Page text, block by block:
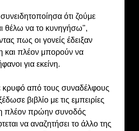
ότι ζούμε
θέλω να το κυνηγήσω",
πως οι γονείς έδειξαν
και πλέον μπορούν να
για εκείνη.
κρυφό από τους συναδέλφους
βιβλίο με τις εμπειρίες
πλέον πρώην συνοδός
να αναζητήσει το άλλο της